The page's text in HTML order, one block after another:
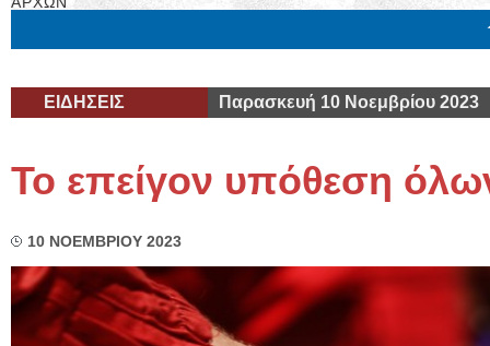
ΕΙΔΗΣΕΙΣ Παρασκευή 10 Νοεμβρίου 2023
Το επείγον υπόθεση
10 ΝΟΕΜΒΡΙΟΥ 2023